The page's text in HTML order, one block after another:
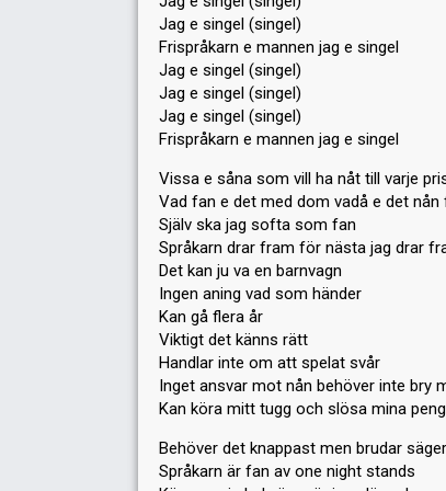
Jag e singel (singel)
Frispråkarn e mannen jag e singel
Jag e singel (singel)
Jag e singel (singel)
Jag e singel (singel)
Frispråkarn e mannen jag e singel
Vissa e såna som vill ha nåt till varje
Vad fan e det med dom vadå e det nån
Själv ska jag softa som fan
Språkarn drar fram för nästa jag drar
Det kan ju va en barnvagn
Ingen aning vad som händer
Kan gå flera år
Viktigt det känns rätt
Handlar inte om att spelat svår
Inget ansvar mot nån behöver inte bry
Kan köra mitt tugg och slösa mina
Behöver det knappast men brudar
Språkarn är fan av one night stands